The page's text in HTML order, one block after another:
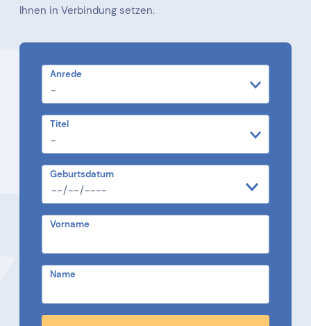
Ihnen in Verbindung setzen.
Anrede
Titel
Geburtsdatum
Vorname
Name